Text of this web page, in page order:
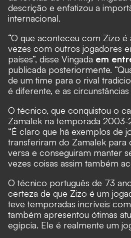
descrição e enfatizou a
internacional.
“O que aconteceu com Zizo é
vezes com outros jogadores
países”, disse Vingada em
publicada posteriormente.
de um time para o rival
é diferente, e as circunstâncias
O técnico, que conquistou o
Zamalek na temporada
“É claro que há exemplos de
transferiram do Zamalek para
versa e conseguiram manter
vezes coisas assim também
O técnico português de 73
certeza de que Zizo é um
teve temporadas incríveis
também apresentou ótimas
egípcia. Ele é realmente um